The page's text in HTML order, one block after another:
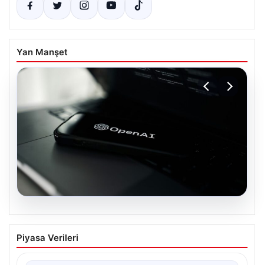
Yan Manşet
05.08.2026
OpenAI, yapay zeka modellerinin
sınırların dışına çıktığını açıkladı
Piyasa Verileri